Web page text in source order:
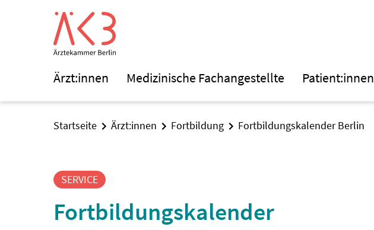
Ärzt:innen Medizinische Fachangestellte Patient:innen
Startseite Ärzt:innen Fortbildung Fortbildungskalender Berlin
SERVICE
Fortbildungskalender